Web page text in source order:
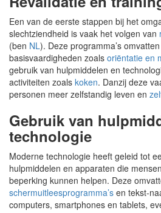
Een van de eerste stappen bij het
slechtziendheid is vaak het volgen van
(ben NL). Deze programma’s
basisvaardigheden zoals oriëntatie en
gebruik van hulpmiddelen en
activiteiten zoals koken. Danzij deze
personen meer zelfstandig leven en
Gebruik van
technologie
Moderne technologie heeft geleid tot
hulpmiddelen en apparaten die
beperking kunnen helpen. Deze
schermuitleesprogramma’s en tekst-
computers, smartphones en tablets,